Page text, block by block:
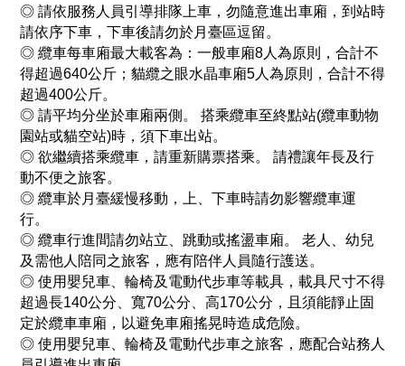
◎ 請依服務人員引導排隊上車，勿隨意進出車廂，到站時
請依序下車，下車後請勿於月臺區逗留。
◎ 纜車每車廂最大載客為：一般車廂8人為原則，合計不
得超過640公斤；貓纜之眼水晶車廂5人為原則，合計不得
超過400公斤。
◎ 請平均分坐於車廂兩側。 搭乘纜車至終點站(纜車動物
園站或貓空站)時，須下車出站。
◎ 欲繼續搭乘纜車，請重新購票搭乘。 請禮讓年長及行
動不便之旅客。
◎ 纜車於月臺緩慢移動，上、下車時請勿影響纜車運
行。
◎ 纜車行進間請勿站立、跳動或搖盪車廂。 老人、幼兒
及需他人陪同之旅客，應有陪伴人員隨行護送。
◎ 使用嬰兒車、輪椅及電動代步車等載具，載具尺寸不得
超過長140公分、寬70公分、高170公分，且須能靜止固
定於纜車車廂，以避免車廂搖晃時造成危險。
◎ 使用嬰兒車、輪椅及電動代步車之旅客，應配合站務人